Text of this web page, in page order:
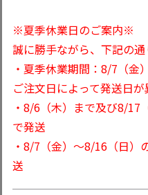
※夏季休業日のご案内※
誠に勝手ながら、下記の通
・夏季休業期間：8/7（金
ご注文日によって発送日
・8/6（木）まで及び8/17
で発送
・8/7（金）～8/16（日）
送